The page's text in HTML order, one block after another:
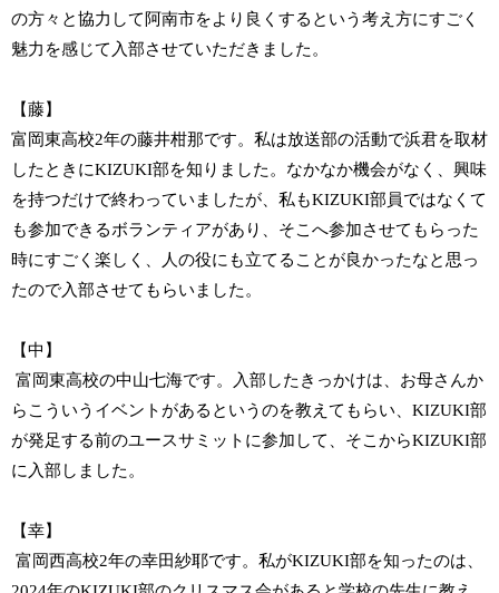
の方々と協力して阿南市をより良くするという考え方にすごく
魅力を感じて入部させていただきました。
【藤】
富岡東高校2年の藤井柑那です。私は放送部の活動で浜君を取材
したときにKIZUKI部を知りました。なかなか機会がなく、興味
を持つだけで終わっていましたが、私もKIZUKI部員ではなくて
も参加できるボランティアがあり、そこへ参加させてもらった
時にすごく楽しく、人の役にも立てることが良かったなと思っ
たので入部させてもらいました。
【中】
富岡東高校の中山七海です。入部したきっかけは、お母さんか
らこういうイベントがあるというのを教えてもらい、KIZUKI部
が発足する前のユースサミットに参加して、そこからKIZUKI部
に入部しました。
【幸】
富岡西高校2年の幸田紗耶です。私がKIZUKI部を知ったのは、